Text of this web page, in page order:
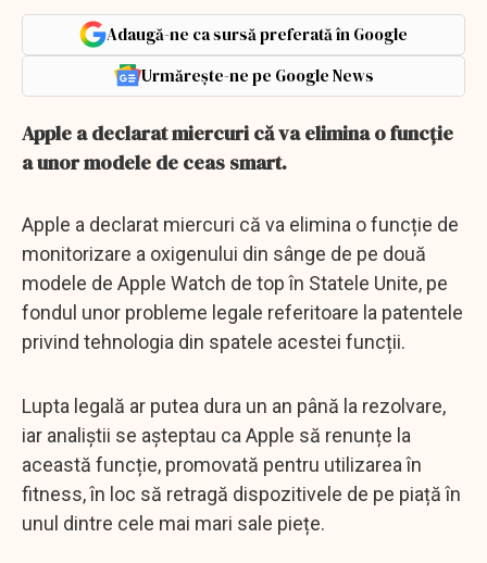
Adaugă-ne ca sursă preferată în Google
Urmărește-ne pe Google News
Apple a declarat miercuri că va elimina o funcție
a unor modele de ceas smart.
Apple a declarat miercuri că va elimina o funcție de
monitorizare a oxigenului din sânge de pe două
modele de Apple Watch de top în Statele Unite, pe
fondul unor probleme legale referitoare la patentele
privind tehnologia din spatele acestei funcții.
Lupta legală ar putea dura un an până la rezolvare,
iar analiștii se așteptau ca Apple să renunțe la
această funcție, promovată pentru utilizarea în
fitness, în loc să retragă dispozitivele de pe piață în
unul dintre cele mai mari sale piețe.